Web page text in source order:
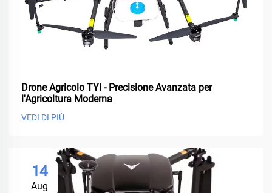
Drone Agricolo TYI - Precisione Avanzata per
l'Agricoltura Moderna
VEDI DI PIÙ
14
Aug